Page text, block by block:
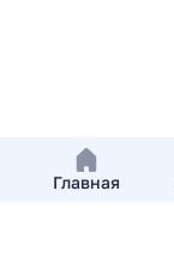
Главная